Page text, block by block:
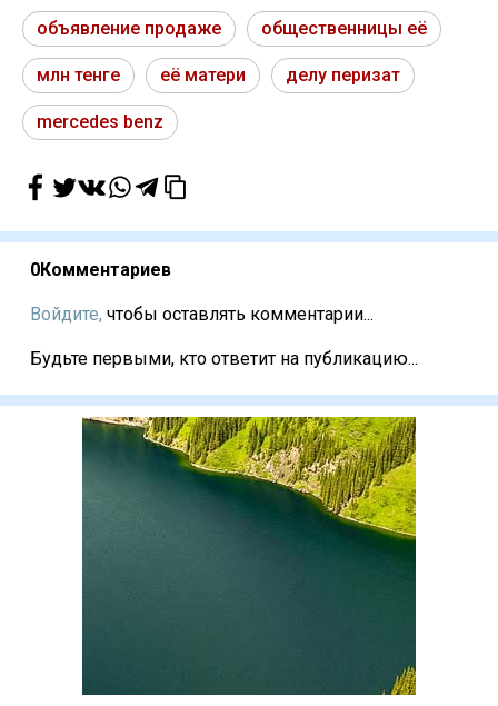
объявление продаже общественницы её
млн тенге её матери делу перизат
mercedes benz
0Комментариев
Войдите, чтобы оставлять комментарии...
Будьте первыми, кто ответит на публикацию...